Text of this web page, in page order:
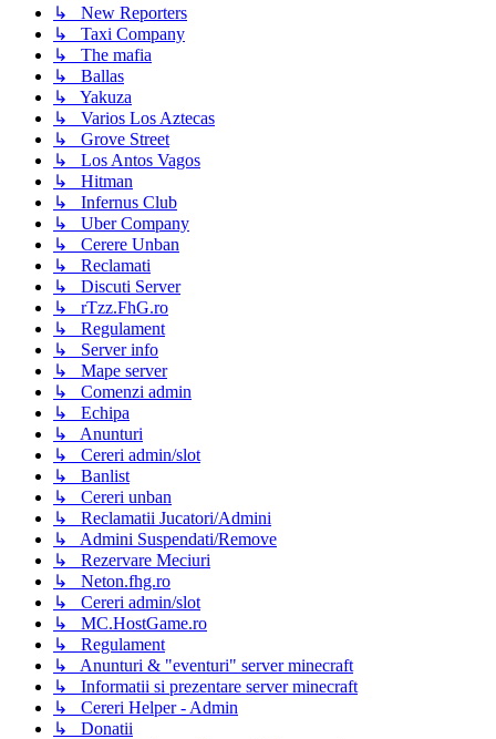
↳ New Reporters
↳ Taxi Company
↳ The mafia
↳ Ballas
↳ Yakuza
↳ Varios Los Aztecas
↳ Grove Street
↳ Los Antos Vagos
↳ Hitman
↳ Infernus Club
↳ Uber Company
↳ Cerere Unban
↳ Reclamati
↳ Discuti Server
↳ rTzz.FhG.ro
↳ Regulament
↳ Server info
↳ Mape server
↳ Comenzi admin
↳ Echipa
↳ Anunturi
↳ Cereri admin/slot
↳ Banlist
↳ Cereri unban
↳ Reclamatii Jucatori/Admini
↳ Admini Suspendati/Remove
↳ Rezervare Meciuri
↳ Neton.fhg.ro
↳ Cereri admin/slot
↳ MC.HostGame.ro
↳ Regulament
↳ Anunturi & "eventuri" server minecraft
↳ Informatii si prezentare server minecraft
↳ Cereri Helper - Admin
↳ Donatii